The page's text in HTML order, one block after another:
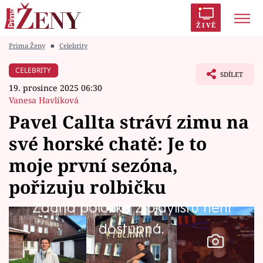
ŽIVĚ
Módní alarm
Témata
Celebrity
Vztahy
Seriály
Prima Ženy ■ Celebrity
CELEBRITY
19. prosince 2025 06:30
Vanesa Havlíková
SDÍLET
Pavel Callta stráví zimu na
své horské chatě: Je to
moje první sezóna,
pořizuju rolbičku
Žádná položka z playlistu není
dostupná.